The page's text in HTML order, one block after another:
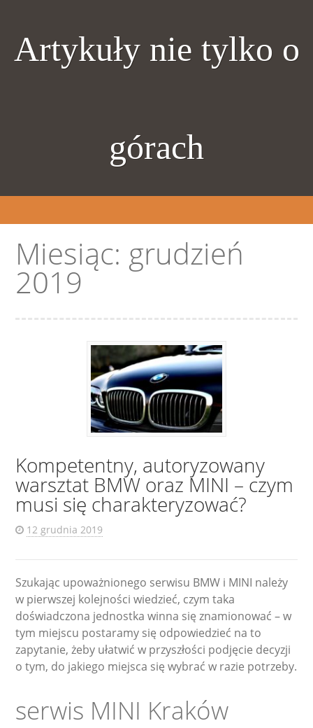
Artykuły nie tylko o
górach
Miesiąc: grudzień
2019
Kompetentny, autoryzowany
warsztat BMW oraz MINI – czym
musi się charakteryzować?
12 grudnia 2019
Szukając upoważnionego serwisu BMW i MINI należy
w pierwszej kolejności wiedzieć, czym taka
doświadczona jednostka winna się znamionować – w
tym miejscu postaramy się odpowiedzieć na to
zapytanie, żeby ułatwić w przyszłości podjęcie decyzji
o tym, do jakiego miejsca się wybrać w razie potrzeby.
serwis MINI Kraków